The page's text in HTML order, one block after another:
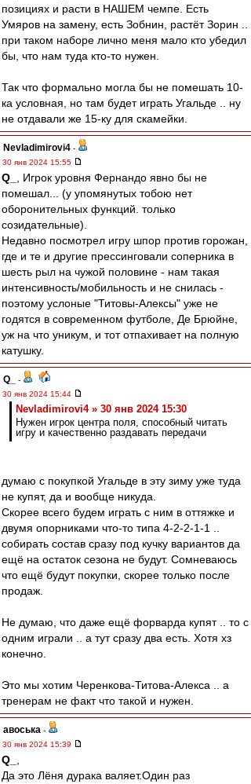
позициях и расти в НАШЕМ чемпе. Есть
Умяров на замену, есть Зобнин, растёт Зорин ..
при таком наборе лично меня мало кто убедил
бы, что нам туда кто-то нужен.
Так что формально могла бы не помешать 10-
ка условная, но там будет играть Угальде .. ну
не отдавали же 15-ку для скамейки.
Nevladimirovi4 -
30 янв 2024 15:55
Q_
, Игрок уровня Фернандо явно бы не
помешал... (у упомянутых тобою нет
оборонительных функций. только
созидательные).
Недавно посмотрел игру шпор против горожан,
где и те и другие прессинговали соперника в
шесть рыл на чужой половине - нам такая
интенсивность/мобильность и не снилась -
поэтому услоные "Титовы-Алексы" уже не
годятся в современном футболе, Де Брюйне,
уж на что уникум, и тот отпахивает на полную
катушку.
Q_
-
30 янв 2024 15:44
Nevladimirovi4 » 30 янв 2024 15:30
Нужен игрок центра поля, способный читать
игру и качественно раздавать передачи
думаю с покупкой Угальде в эту зиму уже туда
не купят, да и вообще никуда.
Скорее всего будем играть с ним в оттяжке и
двумя опорниками что-то типа 4-2-2-1-1 ..
собирать состав сразу под кучку вариантов да
ещё на остаток сезона не будут. Сомневаюсь
что ещё будут покупки, скорее только после
продаж.
Не думаю, что даже ещё форварда купят .. то с
одним играли .. а тут сразу два есть. Хотя хз
конечно.
Это мы хотим Черенкова-Титова-Алекса .. а
тренерам не факт что такой и нужен.
авоська -
30 янв 2024 15:39
Q_
Да это Лёня дурака валяет.Один раз